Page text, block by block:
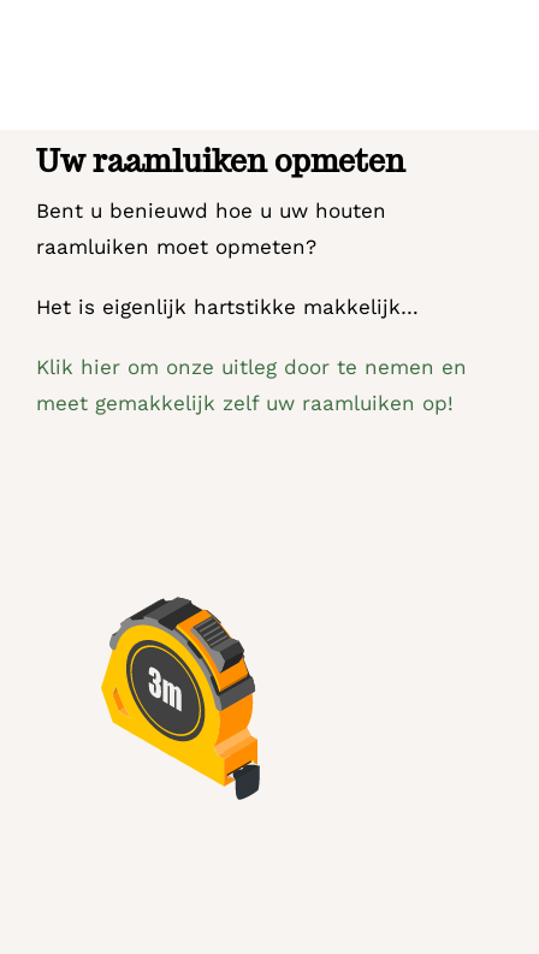
Uw raamluiken opmeten
Bent u benieuwd hoe u uw houten
raamluiken moet opmeten?
Het is eigenlijk hartstikke makkelijk…
Klik hier om onze uitleg door te nemen en
meet gemakkelijk zelf uw raamluiken op!